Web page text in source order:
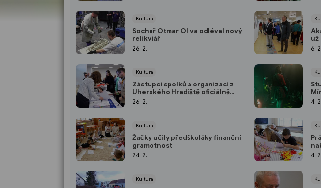
Kultura
Sochař Otmar Oliva odléval nový
relikviář
26. 2.
Kultura
Zástupci spolků a organizací z
Uherského Hradiště oficiálně
převzali dotace
26. 2.
Kultura
Žačky učily předškoláky finanční
gramotnost
24. 2.
Kultura
už
6. 2.
4. 2.
4. 2.